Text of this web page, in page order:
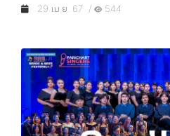
29 เม.ย. 67 / 544